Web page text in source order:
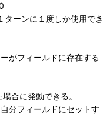
ターンに１度しか使用でき
がフィールドに存在する
合に発動できる。
分フィールドにセットす